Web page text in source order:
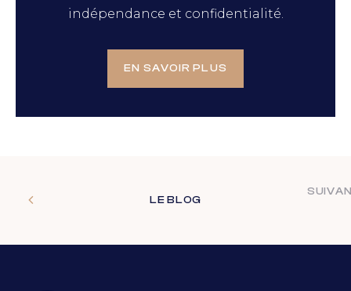
indépendance et confidentialité.
EN SAVOIR PLUS
LE BLOG